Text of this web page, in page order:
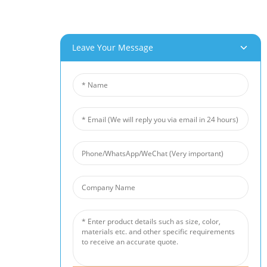
Potentiels De Projets Et D'applications
Nos Produits
Mousse D'aluminium
Feutre En Fibre De Nickel
Feutre En Fibre De Titane
Tapis En Fibre D'acier Inoxydable
Treillis Métallique Fritté
Filtre En Mousse Céramique
Actualités De L'industrie
Actualités De L'entreprise
Leave Your Message